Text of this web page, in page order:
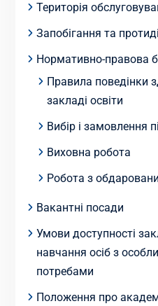
Територія
Запобігання та
Нормативно-правова
Правила поведінки
закладі освіти
Вибір і замовлення
Виховна робота
Робота з
Вакантні посади
Умови доступності
навчання осіб з
потребами
Положення про